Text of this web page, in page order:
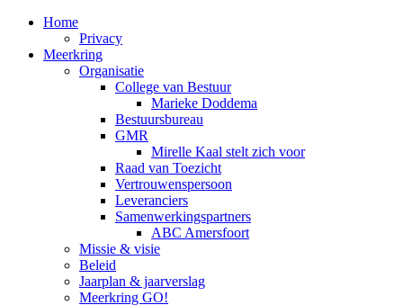
Home
Privacy
Meerkring
Organisatie
College van Bestuur
Marieke Doddema
Bestuursbureau
GMR
Mirelle Kaal stelt zich voor
Raad van Toezicht
Vertrouwenspersoon
Leveranciers
Samenwerkingspartners
ABC Amersfoort
Missie & visie
Beleid
Jaarplan & jaarverslag
Meerkring GO!